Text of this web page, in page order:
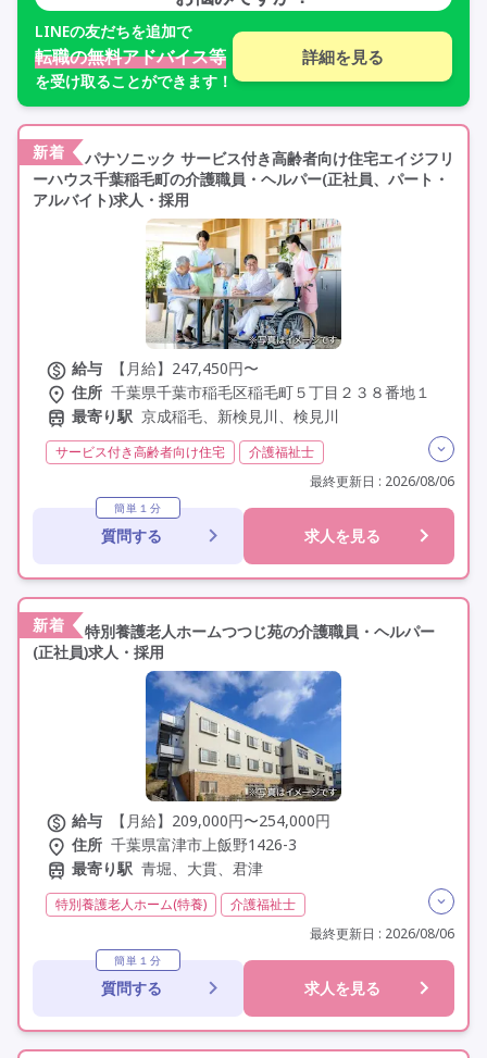
LINEの友だちを追加で
転職の無料アドバイス等
を受け取ることができます！
詳細を見る
新着
パナソニック サービス付き高齢者向け住宅エイジフリ
ーハウス千葉稲毛町の介護職員・ヘルパー(正社員、パート・
アルバイト)求人・採用
給与
【月給】247,450円〜
住所 千葉県千葉市稲毛区稲毛町５丁目２３８番地１
最寄り駅 京成稲毛、新検見川、検見川
サービス付き高齢者向け住宅
介護福祉士
初任者研修(ヘルパー2級)
社会福祉士
夜勤専従 残業月20時間以内
常勤
社会保険完備
学歴不問
定年60歳以上
定年65歳以上
資格取得支援 研修制度あり
最終更新日 : 2026/08/06
簡単１分
質問する 求人を見る
新着
特別養護老人ホームつつじ苑の介護職員・ヘルパー
(正社員)求人・採用
給与
【月給】209,000円〜254,000円
住所 千葉県富津市上飯野1426-3
最寄り駅 青堀、大貫、君津
特別養護老人ホーム(特養)
介護福祉士
初任者研修(ヘルパー2級)
残業月20時間以内 残業ほぼなし
常勤
社会保険完備
交通費支給
年間休日110日以上
定年60歳以上
車通勤可
研修制度あり
最終更新日 : 2026/08/06
簡単１分
質問する 求人を見る